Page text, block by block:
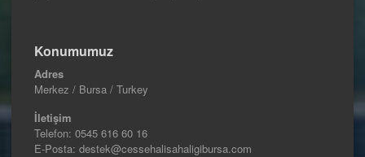
Konumumuz
Adres
Merkez / Bursa / Turkey
İletişim
Telefon: 0545 616 60 16
E-Posta: destek@cessehalisahaligibursa.com